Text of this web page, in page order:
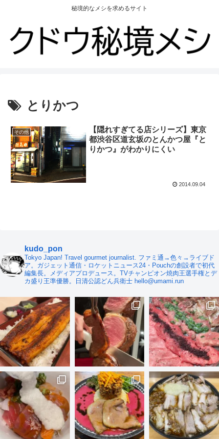
秘境的なメシを求めるサイト
とりかつ
その他
【隠れすぎてる店シリーズ】東京
都渋谷区道玄坂のとんかつ屋『と
りかつ』がわかりにくい
2014.09.04
kudo_pon
Tokyo Japan! Travel gourmet journalist. ファミ通→色々→ライブド
ア。ガジェット通信・ロケットニュース24・Pouchの創設者で初代
編集長。メディアプロデュース。TVチャンピオン焼肉王選手権とデ
カ盛り王準優勝。日清公認どん兵衛士 hello@umami.run